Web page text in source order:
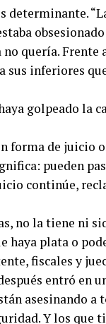
quería. Frente
sus inferiores
golpeado la
forma de juicio
pueden
continúe,
no la tiene ni
haya plata o
fiscales y
entró en
asesinando a
Y los que